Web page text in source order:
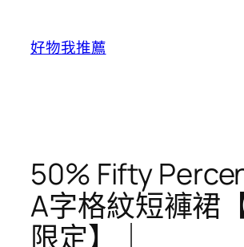
好物我推薦
50% Fifty
A字格紋短褲裙
限定】｜